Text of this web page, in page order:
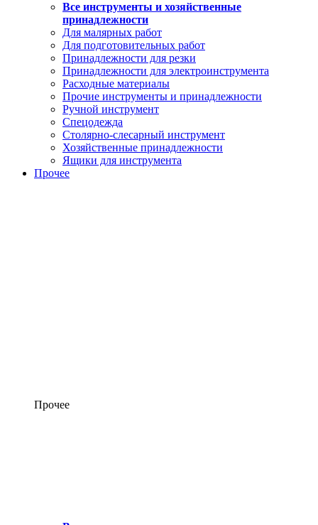
Все инструменты и хозяйственные
принадлежности
Для малярных работ
Для подготовительных работ
Принадлежности для резки
Принадлежности для электроинструмента
Расходные материалы
Прочие инструменты и принадлежности
Ручной инструмент
Спецодежда
Столярно-слесарный инструмент
Хозяйственные принадлежности
Ящики для инструмента
Прочее
Прочее